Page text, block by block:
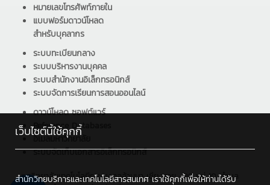
หมายเลขโทรศัพท์ภายใน
แบบฟอร์มดาวน์โหลด
สำหรับบุคลากร
ระบบทะเบียนกลาง
ระบบบริหารงานบุคคล
ระบบสำนักงานอิเล็กทรอนิกส์
ระบบจัดการเรียนการสอนออนไลน์
ดาวน์โหลด ซอฟต์แวร์
Reference Databases
อีเมลมหาวิทยาลัย
ระบบจัดเก็บเอกสารอิเล็กทรอนิกส์
มหาวิทยาลัยเทคโนโลยีราชมงคลล้านนา เชียงราย : 99 หมู่ 10 ตำบล
เว็บไซต์นี้ใช้คุกกี้
สำนักวิทยบริการและเทคโนโลยีสารสนเทศ เราใช้คุกกี้เพื่อให้ท่านได้รับ